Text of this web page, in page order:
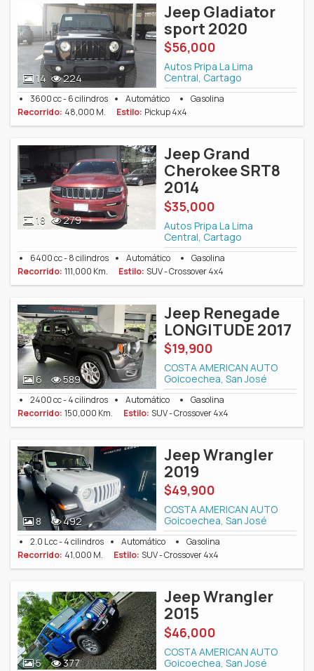
14 224
Jeep Gladiator
sport 2020
$56,000
Autos Pripa La Lima
Central, Cartago
3600 cc - 6 cilindros Automático
Gasolina
Recorrido: 48,000 M. Estilo: Pickup 4x4
18 279
Jeep Grand
Cherokee SRT8
2014
$35,000
Autos Pripa La Lima
Central, Cartago
6400 cc - 8 cilindros Automático
Gasolina
Recorrido: 111,000 Km. Estilo: SUV - Crossover 4x4
6 589
Jeep Renegade
LONGITUDE 2017
$19,900
COSTA AMERICAN AUTO
Goicoechea, San José
2400 cc - 4 cilindros Automático
Gasolina
Recorrido: 150,000 Km. Estilo: SUV - Crossover 4x4
8 492
Jeep Wrangler
2019
$49,900
COSTA AMERICAN AUTO
Goicoechea, San José
2.0 L cc - 4 cilindros Automático
Gasolina
Recorrido: 41,000 M. Estilo: SUV - Crossover 4x4
5 377
Jeep Wrangler
2015
$46,000
COSTA AMERICAN AUTO
Goicoechea, San José